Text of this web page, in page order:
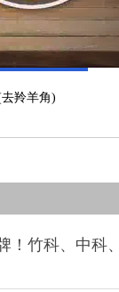
去羚羊角)
！竹科、中科